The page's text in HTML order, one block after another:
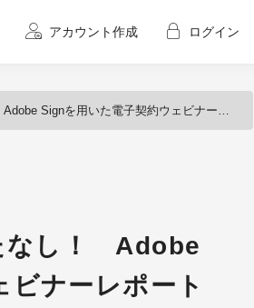
アカウント作成 ログイン
Signを用いた電子契約ウェビナーレポート
なし！ Adobe
ナーレポート